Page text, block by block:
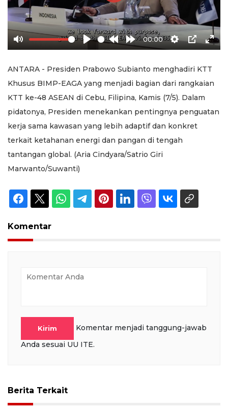
Mute Play
Rewind
10s
Forward
10s
00:00
Settings
PIP
ANTARA - Presiden Prabowo Subianto menghadiri KTT
Khusus BIMP-EAGA yang menjadi bagian dari rangkaian
KTT ke-48 ASEAN di Cebu, Filipina, Kamis (7/5). Dalam
pidatonya, Presiden menekankan pentingnya penguatan
kerja sama kawasan yang lebih adaptif dan konkret
terkait ketahanan energi dan pangan di tengah
tantangan global. (Aria Cindyara/Satrio Giri
Marwanto/Suwanti)
Komentar
Kirim
Komentar menjadi tanggung-jawab
Anda sesuai UU ITE.
Berita Terkait